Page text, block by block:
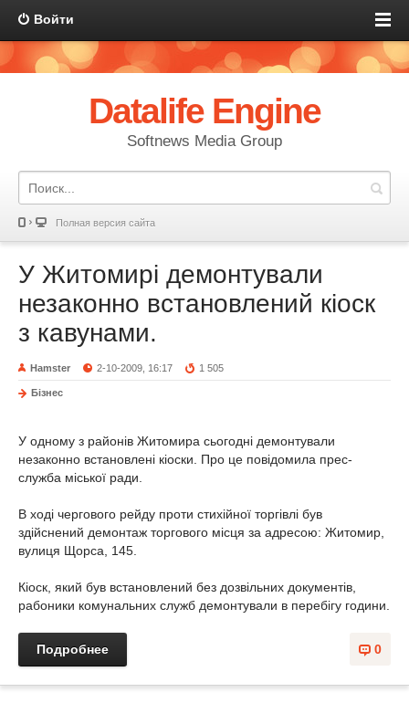
Войти
Datalife Engine
Softnews Media Group
Полная версия сайта
У Житомирі демонтували
незаконно встановлений кіоск
з кавунами.
Hamster 2-10-2009, 16:17 1 505
Бізнес
У одному з районів Житомира сьогодні демонтували
незаконно встановлені кіоски. Про це повідомила прес-
служба міської ради.
В ході чергового рейду проти стихійної торгівлі був
здійснений демонтаж торгового місця за адресою: Житомир,
вулиця Щорса, 145.
Кіоск, який був встановлений без дозвільних документів,
рабоники комунальних служб демонтували в перебігу години.
0
Подробнее